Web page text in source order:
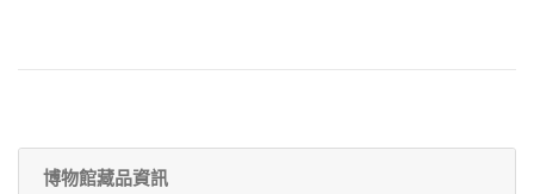
博物館藏品資訊